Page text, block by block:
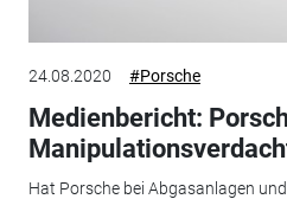
24.08.2020 #Porsche
Medienbericht:
Hat Porsche bei Abgasanlagen